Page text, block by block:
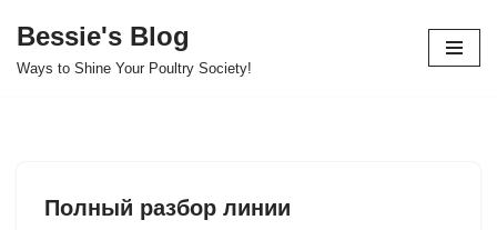
Skip
Bessie's Blog
Ways to Shine Your Poultry Society!
Полный разбор линии